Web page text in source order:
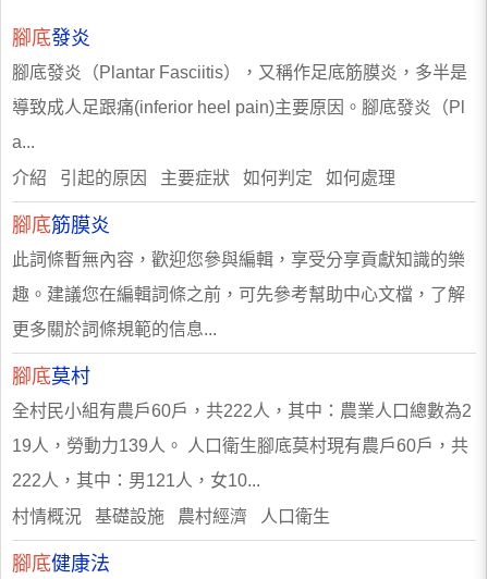
腳底發炎
腳底發炎（Plantar Fasciitis），又稱作足底筋膜炎，多半是
導致成人足跟痛(inferior heel pain)主要原因。腳底發炎（Pl
a...
介紹 引起的原因 主要症狀 如何判定 如何處理
腳底筋膜炎
此詞條暫無內容，歡迎您參與編輯，享受分享貢獻知識的樂
趣。建議您在編輯詞條之前，可先參考幫助中心文檔，了解
更多關於詞條規範的信息...
腳底莫村
全村民小組有農戶60戶，共222人，其中：農業人口總數為2
19人，勞動力139人。 人口衛生腳底莫村現有農戶60戶，共
222人，其中：男121人，女10...
村情概況 基礎設施 農村經濟 人口衛生
腳底健康法